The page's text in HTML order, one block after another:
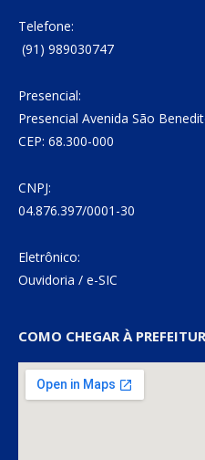
Telefone:
(91) 989030747
Presencial:
Presencial Avenida São
CEP: 68.300-000
CNPJ:
04.876.397/0001-30
Eletrônico:
Ouvidoria / e-SIC
COMO CHEGAR À